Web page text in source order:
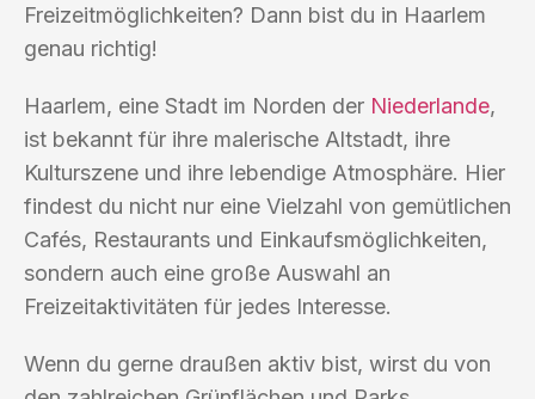
Freizeitmöglichkeiten? Dann bist du in Haarlem
genau richtig!
Haarlem, eine Stadt im Norden der Niederlande,
ist bekannt für ihre malerische Altstadt, ihre
Kulturszene und ihre lebendige Atmosphäre. Hier
findest du nicht nur eine Vielzahl von gemütlichen
Cafés, Restaurants und Einkaufsmöglichkeiten,
sondern auch eine große Auswahl an
Freizeitaktivitäten für jedes Interesse.
Wenn du gerne draußen aktiv bist, wirst du von